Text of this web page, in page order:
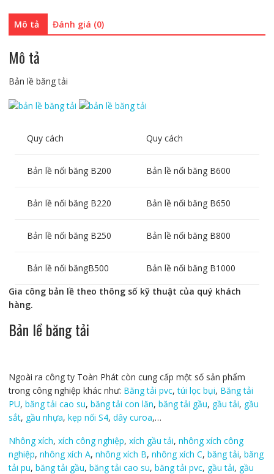
Mô tả Đánh giá (0)
Mô tả
Bản lề băng tải
Quy cách Quy cách
Bản lề nối băng B200 Bản lề nối băng B600
Bản lề nối băng B220 Bản lề nối băng B650
Bản lề nối băng B250 Bản lề nối băng B800
Bản lề nối băngB500
Bản lề nối băng B1000
Gia công bản lề theo thông số kỹ thuật của quý khách
hàng.
Bản lề băng tải
Ngoài ra công ty Toàn Phát còn cung cấp một số sản phẩm
trong công nghiệp khác như: Băng tải pvc,túi lọc bụi, Băng tải
PU, băng tải cao su, băng tải con lăn, băng tải gầu, gầu tải, gầu
sắt, gầu nhựa, kẹp nối S4, dây curoa,…
Nhông xích, xích công nghiệp, xích gầu tải, nhông xích công
nghiệp, nhông xích A, nhông xích B, nhông xích C, băng tải, băng
tải pu, băng tải gầu, băng tải cao su, băng tải pvc, gầu tải, gầu